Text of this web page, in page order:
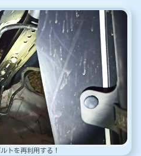
トを再利用する！